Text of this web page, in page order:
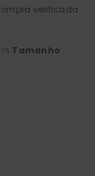
verificada
/5 Tamanho: